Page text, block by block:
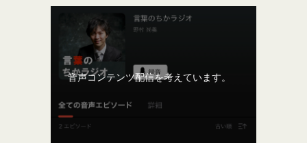
音声コンテンツ配信を考えています。